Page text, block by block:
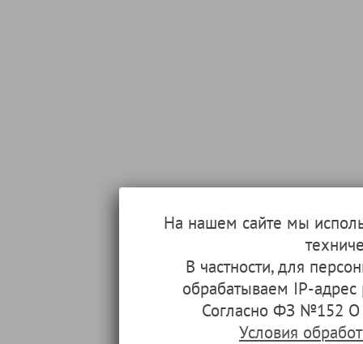
На нашем сайте мы
В частности, для
обрабатываем IP-
Согласно ФЗ №152 О
Условия